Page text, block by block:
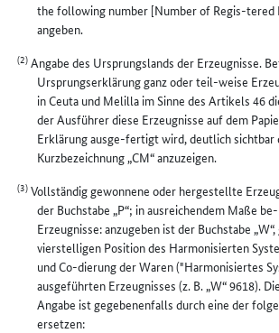
the following number [Number of Regis-tered
angeben.
(2)Angabe des Ursprungslands der Erzeugnisse.
Ursprungserklärung ganz oder teil-weise
in Ceuta und Melilla im Sinne des Artikels 46
der Ausführer diese Erzeugnisse auf dem
Erklärung ausge-fertigt wird, deutlich sichtbar
Kurzbezeichnung „CM“ anzuzeigen.
(3)Vollständig gewonnene oder hergestellte
der Buchstabe „P“; in ausreichendem Maße
Erzeugnisse: anzugeben ist der Buchstabe
vierstelligen Position des Harmonisierten
und Co-dierung der Waren ("Harmonisiertes
ausgeführten Erzeugnisses (z. B. „W“ 9618).
Angabe ist gegebenenfalls durch eine der
ersetzen: